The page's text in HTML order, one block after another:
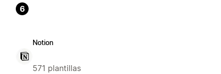
6
Notion
571 plantillas